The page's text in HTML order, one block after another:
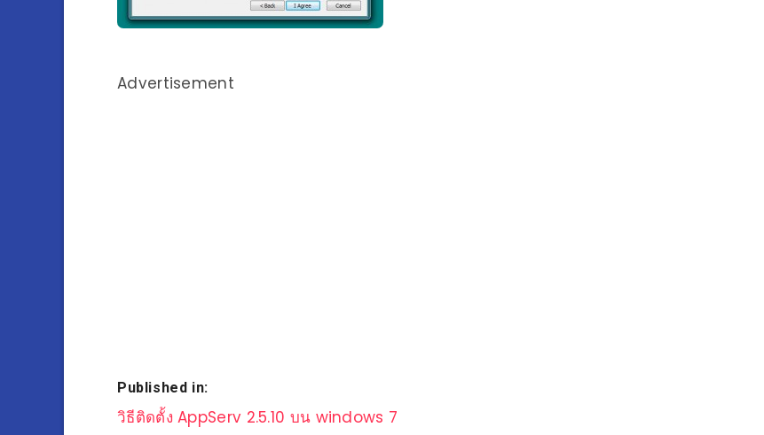
Advertisement
Published in:
แนะแนว
วิธีติดตั้ง AppServ 2.5.10 บน windows 7